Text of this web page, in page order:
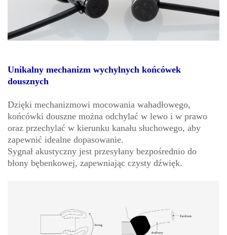
Unikalny mechanizm wychylnych końcówek
dousznych
Dzięki mechanizmowi mocowania wahadłowego,
końcówki douszne można odchylać w lewo i w prawo
oraz przechylać w kierunku kanału słuchowego, aby
zapewnić idealne dopasowanie.
Sygnał akustyczny jest przesyłany bezpośrednio do
błony bębenkowej, zapewniając czysty dźwięk.